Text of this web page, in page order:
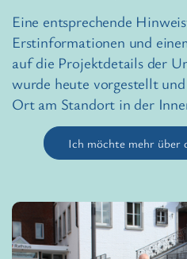
Eine entsprechende
Erstinformationen und
auf die Projektdetails der
wurde heute vorgestellt
Ort am Standort in der
Ich möchte mehr über